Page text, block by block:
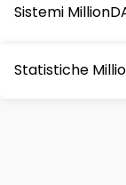
Sistemi
Statistiche